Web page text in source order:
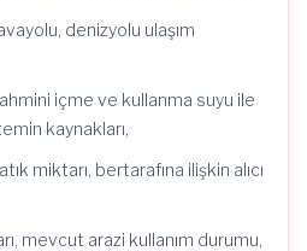
denizyolu ulaşım
içme ve kullanma suyu ile
kaynakları,
miktarı, bertarafına ilişkin alıcı
mevcut arazi kullanım durumu,